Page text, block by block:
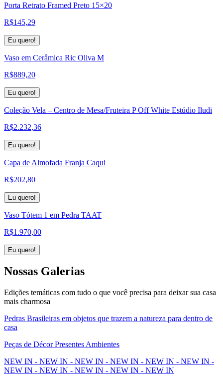
Porta Retrato Framed Preto 15×20
R$145,29
Eu quero!
Vaso em Cerâmica Ric Oliva M
R$889,20
Eu quero!
Coleção Vela – Centro de Mesa/Fruteira P Off White Estúdio Iludi
R$2.232,36
Eu quero!
Capa de Almofada Franja Caqui
R$202,80
Eu quero!
Vaso Tótem 1 em Pedra TAAT
R$1.970,00
Eu quero!
Nossas Galerias
Edições temáticas com tudo o que você precisa para deixar sua casa
mais charmosa
Pedras Brasileiras em objetos que trazem a natureza para dentro de
casa
Peças de Décor Presentes Ambientes
NEW IN - NEW IN - NEW IN - NEW IN - NEW IN - NEW IN -
NEW IN - NEW IN - NEW IN - NEW IN - NEW IN